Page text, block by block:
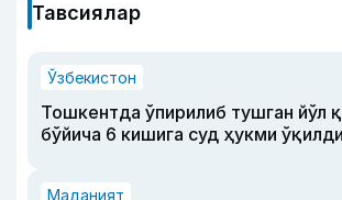
Тавсиялар
Ўзбекистон
Тошкентда ўпирилиб тушган йўл
бўйича 6 кишига суд ҳукми ўқилди
Маданият